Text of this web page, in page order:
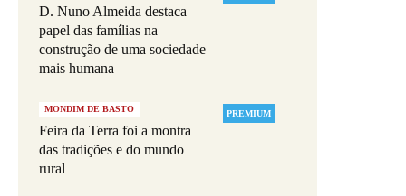
D. Nuno Almeida destaca
papel das famílias na
construção de uma sociedade
mais humana
PREMIUM
MONDIM DE BASTO
Feira da Terra foi a montra
das tradições e do mundo
rural